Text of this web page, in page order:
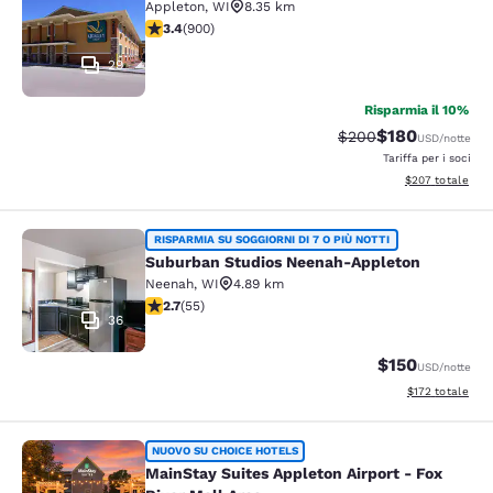
29
Appleton, WI
8.35 km
Valutazione di 3.41 stelle. Buono. 900 recensioni
3.4(900)
Risparmia il 10%
Tariffa di barratura:
$200Tariffa
$180USD/notte
Tariffa per i soci
Visualizza i
$207 totale
Suburban Studios Neenah-Appleton
36
RISPARMIA SU SOGGIORNI DI 7 O PIÙ NOTTI
Suburban Studios Neenah-Appleton
Neenah, WI
4.89 km
Valutazione di 2.71 stelle. Discreto. 55 recensioni
2.7(55)
$150USD/notte
Visualizza i
$172 totale
MainStay Suites Appleton Airport -
NUOVO SU CHOICE HOTELS
MainStay Suites Appleton Airport - Fox